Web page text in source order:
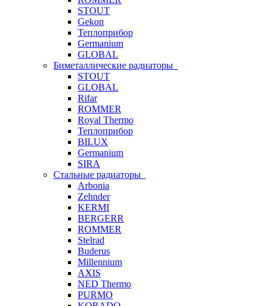
STOUT
Gekon
Теплоприбор
Germanium
GLOBAL
Биметаллические радиаторы
STOUT
GLOBAL
Rifar
ROMMER
Royal Thermo
Теплоприбор
BILUX
Germanium
SIRA
Стальные радиаторы
Arbonia
Zehnder
KERMI
BERGERR
ROMMER
Stelrad
Buderus
Millennium
AXIS
NED Thermo
PURMO